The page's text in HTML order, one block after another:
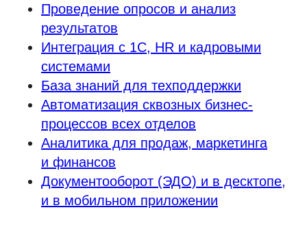
Проведение опросов и анализ
результатов
Интеграция с 1С, HR и кадровыми
системами
База знаний для техподдержки
Автоматизация сквозных бизнес-
процессов всех отделов
Аналитика для продаж, маркетинга
и финансов
Документооборот (ЭДО) и в десктопе,
и в мобильном приложении